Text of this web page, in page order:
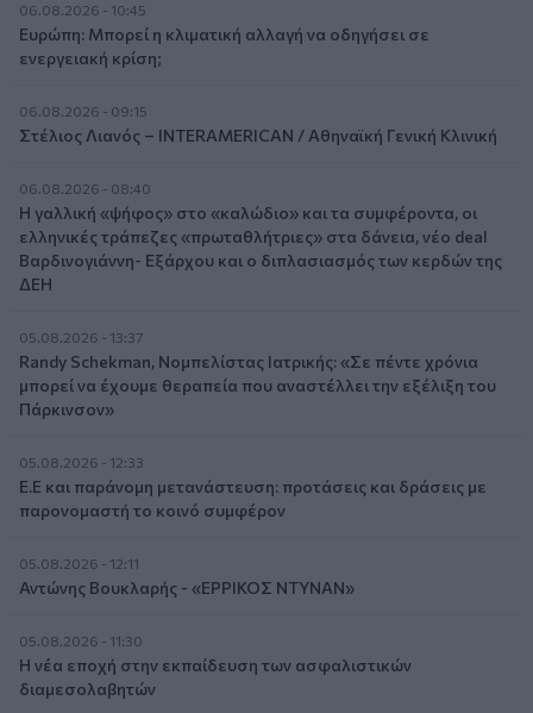
06.08.2026 - 10:45
Ευρώπη: Μπορεί η κλιματική αλλαγή να οδηγήσει σε
ενεργειακή κρίση;
06.08.2026 - 09:15
Στέλιος Λιανός – INTERAMERICAN / Αθηναϊκή Γενική Κλινική
06.08.2026 - 08:40
Η γαλλική «ψήφος» στο «καλώδιο» και τα συμφέροντα, οι
ελληνικές τράπεζες «πρωταθλήτριες» στα δάνεια, νέο deal
Βαρδινογιάννη- Εξάρχου και ο διπλασιασμός των κερδών της
ΔΕΗ
05.08.2026 - 13:37
Randy Schekman, Νομπελίστας Ιατρικής: «Σε πέντε χρόνια
μπορεί να έχουμε θεραπεία που αναστέλλει την εξέλιξη του
Πάρκινσον»
05.08.2026 - 12:33
Ε.Ε και παράνομη μετανάστευση: προτάσεις και δράσεις με
παρονομαστή το κοινό συμφέρον
05.08.2026 - 12:11
Αντώνης Βουκλαρής - «ΕΡΡΙΚΟΣ ΝΤΥΝΑΝ»
05.08.2026 - 11:30
Η νέα εποχή στην εκπαίδευση των ασφαλιστικών
διαμεσολαβητών